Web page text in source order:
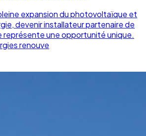
expansion du photovoltaïque et
devenir installateur partenaire de
représente une opportunité unique.
renouve